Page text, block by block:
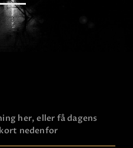
her, eller få dagens
nedenfor